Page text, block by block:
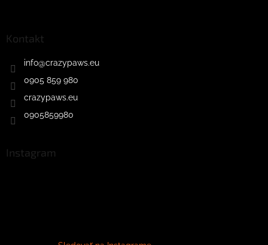
Kontakt
info@crazypaws.eu
0905 859 980
crazypaws.eu
0905859980
Instagram